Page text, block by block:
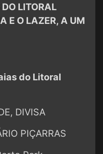
LITORAL
E O LAZER, A UM
do Litoral
DIVISA
PIÇARRAS